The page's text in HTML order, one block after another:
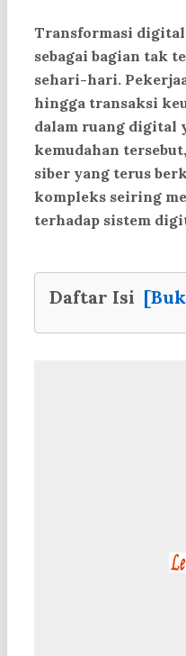
Transformasi
sebagai bagian tak
sehari-hari.
hingga transaksi
dalam ruang digital
kemudahan
siber yang terus
kompleks seiring
terhadap sistem
Daftar Isi